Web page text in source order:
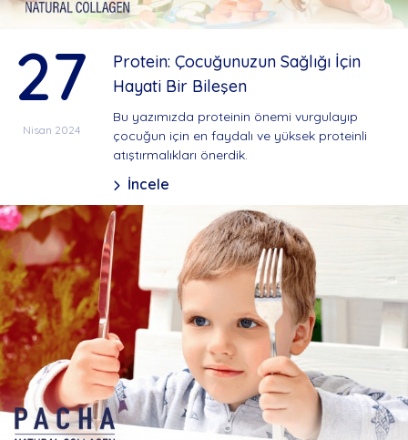
27
Nisan 2024
Protein: Çocuğunuzun Sağlığı İçin
Hayati Bir Bileşen
Bu yazımızda proteinin önemi vurgulayıp
çocuğun için en faydalı ve yüksek proteinli
atıştırmalıkları önerdik.
İncele